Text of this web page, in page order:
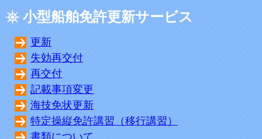
小型船舶免許更新サービス
更新
失効再交付
再交付
記載事項変更
海技免状更新
特定操縦免許講習（移行講習）
書類について